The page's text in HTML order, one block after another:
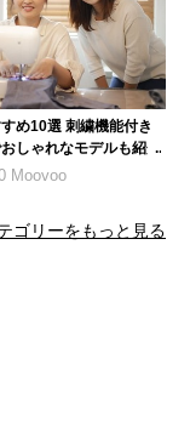
め10選 刺繍機能付き
しゃれなモデルも紹介
Moovoo
ゴリーをもっと見る